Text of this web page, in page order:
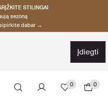
STILINGAI
sezoną
dabar →
įdiegti
0 0